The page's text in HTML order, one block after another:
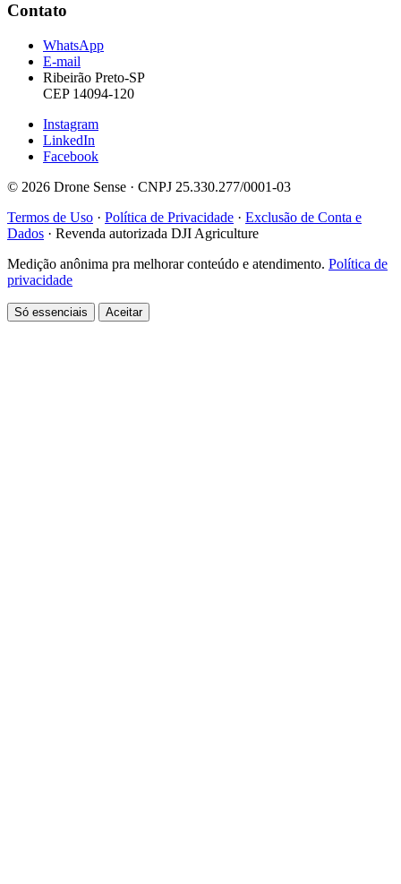
Contato
WhatsApp
E-mail
Ribeirão Preto-SP
CEP 14094-120
Instagram
LinkedIn
Facebook
© 2026 Drone Sense · CNPJ 25.330.277/0001-03
Termos de Uso · Política de Privacidade · Exclusão de Conta e
Dados · Revenda autorizada DJI Agriculture
Medição anônima pra melhorar conteúdo e atendimento. Política de
privacidade
Só essenciais Aceitar